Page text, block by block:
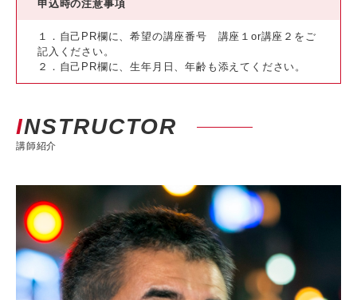
申込時の注意事項
１．自己PR欄に、希望の講座番号 講座１or講座２をご
記入ください。
２．自己PR欄に、生年月日、年齢も添えてください。
INSTRUCTOR
講師紹介